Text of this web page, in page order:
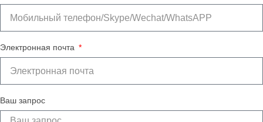
Электронная почта
Ваш запрос